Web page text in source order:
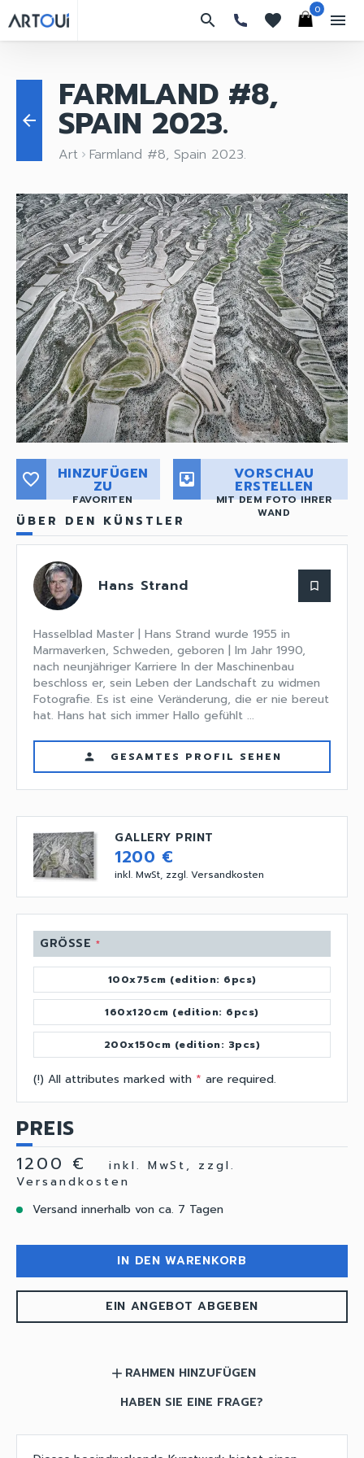
search favorites
0
menu
arrow_back
FARMLAND #8,
SPAIN 2023.
Art keyboard_arrow_right Farmland #8, Spain 2023.
favorite_border HINZUFÜGEN
ZU
FAVORITEN
move_to_inbox VORSCHAU
ERSTELLEN
MIT DEM FOTO IHRER
WAND
ÜBER DEN KÜNSTLER
Hans Strand bookmark_border
Hasselblad Master | Hans Strand wurde 1955 in
Marmaverken, Schweden, geboren | Im Jahr 1990,
nach neunjähriger Karriere In der Maschinenbau
beschloss er, sein Leben der Landschaft zu widmen
Fotografie. Es ist eine Veränderung, die er nie bereut
hat. Hans hat sich immer Hallo gefühlt ...
person GESAMTES PROFIL SEHEN
GALLERY PRINT
1200 €
inkl. MwSt, zzgl. Versandkosten
GRÖSSE *
100x75cm (edition: 6pcs)
160x120cm (edition: 6pcs)
200x150cm (edition: 3pcs)
(!) All attributes marked with * are required.
PREIS
1200 €
inkl. MwSt, zzgl.
Versandkosten
Versand innerhalb von ca. 7 Tagen
IN DEN WARENKORB
EIN ANGEBOT ABGEBEN
add RAHMEN HINZUFÜGEN
HABEN SIE EINE FRAGE?